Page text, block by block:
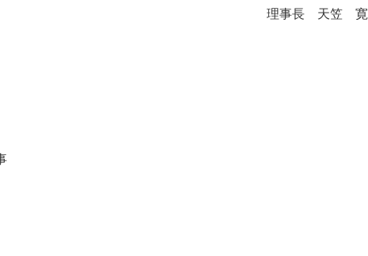
理事長 天笠 寛